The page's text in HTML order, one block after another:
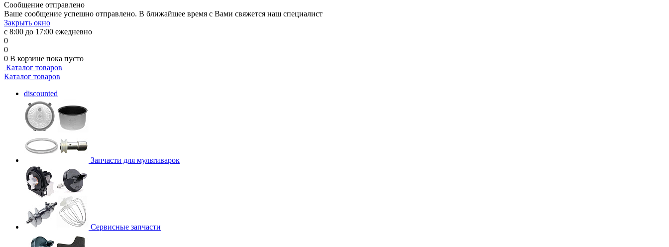
Сообщение отправлено
Ваше сообщение успешно отправлено. В ближайшее время с Вами свяжется наш специалист
Закрыть окно
с 8:00 до 17:00 ежедневно
0
0
0 В корзине пока пусто
Каталог товаров
Каталог товаров
discounted
Запчасти для мультиварок
Сервисные запчасти